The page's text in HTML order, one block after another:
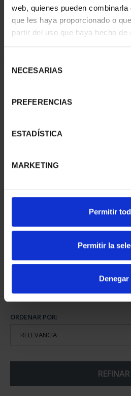
web, quienes pueden
que les haya proporcionado o
partir del uso que haya hecho
NECESARIAS
PREFERENCIAS
ESTADÍSTICA
MARKETING
Permitir
Permitir la
Denegar
REFINAR
1 Productos encontrados
CIUDADES PATRIMONIO
73,00 €
ORDENAR POR:
REFINAR